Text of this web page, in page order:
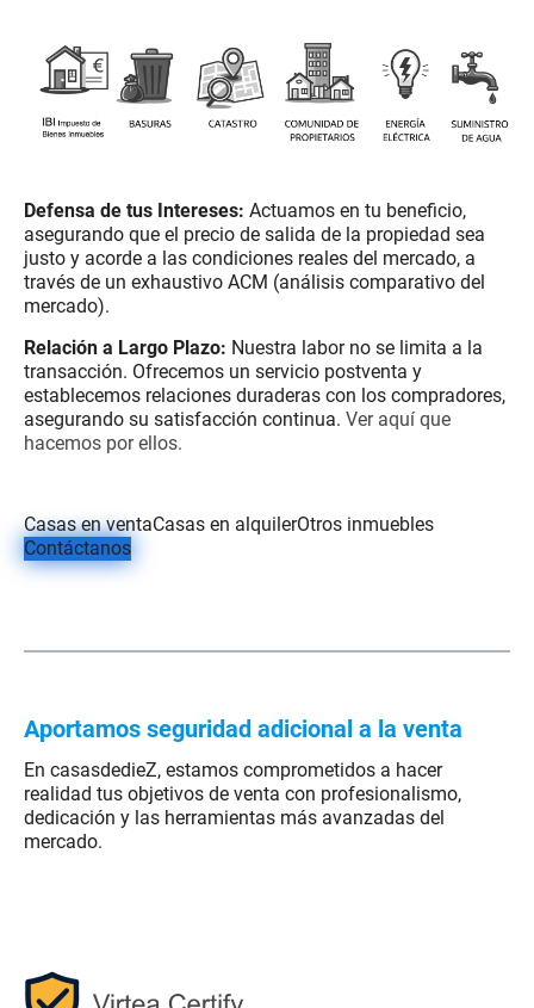
Defensa de tus Intereses: Actuamos en tu beneficio,
asegurando que el precio de salida de la propiedad sea
justo y acorde a las condiciones reales del mercado, a
través de un exhaustivo ACM (análisis comparativo del
mercado).
Relación a Largo Plazo: Nuestra labor no se limita a la
transacción. Ofrecemos un servicio postventa y
establecemos relaciones duraderas con los compradores,
asegurando su satisfacción continua. Ver aquí que
hacemos por ellos.
Casas en ventaCasas en alquilerOtros inmuebles
Contáctanos
.
Aportamos seguridad adicional a la venta
En casasdedieZ, estamos comprometidos a hacer
realidad tus objetivos de venta con profesionalismo,
dedicación y las herramientas más avanzadas del
mercado.